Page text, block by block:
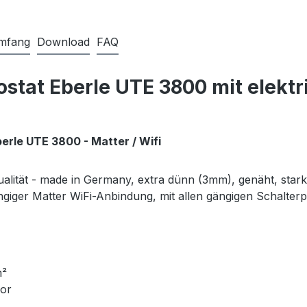
Download FAQ
Eberle UTE 3800 mit
UTE 3800 - Matter / Wifi
- made in Germany, extra dünn (3mm), genäht,
Matter WiFi-Anbindung, mit allen gängigen